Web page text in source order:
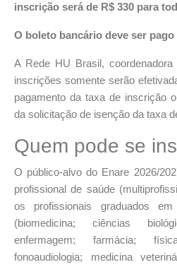
inscrição será de R$ 330 para
O boleto bancário deve ser pago
A Rede HU Brasil,
inscrições somente serão
pagamento da taxa de inscrição
da solicitação de isenção da taxa
Quem pode se
O público-alvo do Enare 2026/
profissional de saúde
os profissionais graduados
(biomedicina; ciências
enfermagem; farmácia;
fonoaudiologia; medicina